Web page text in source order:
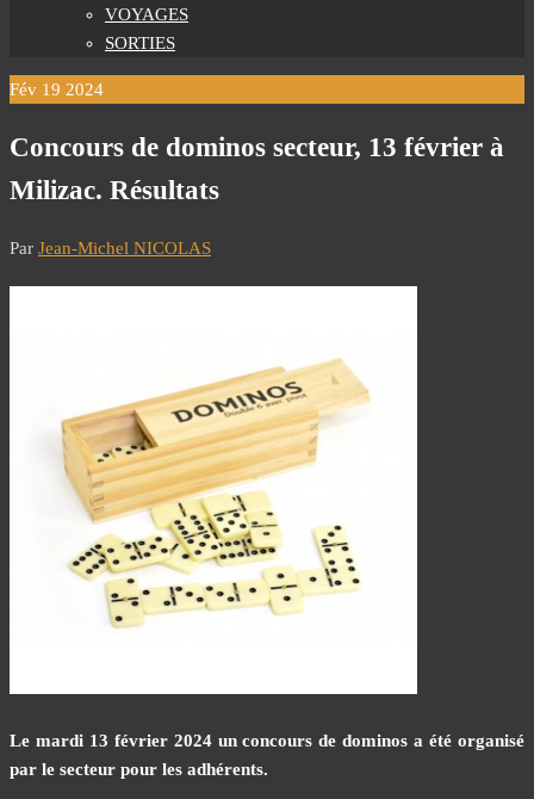
VOYAGES
SORTIES
Fév 19 2024
Concours de dominos secteur, 13 février à
Milizac. Résultats
Par Jean-Michel NICOLAS
Le mardi 13 février 2024 un concours de dominos a été organisé
par le secteur pour les adhérents.